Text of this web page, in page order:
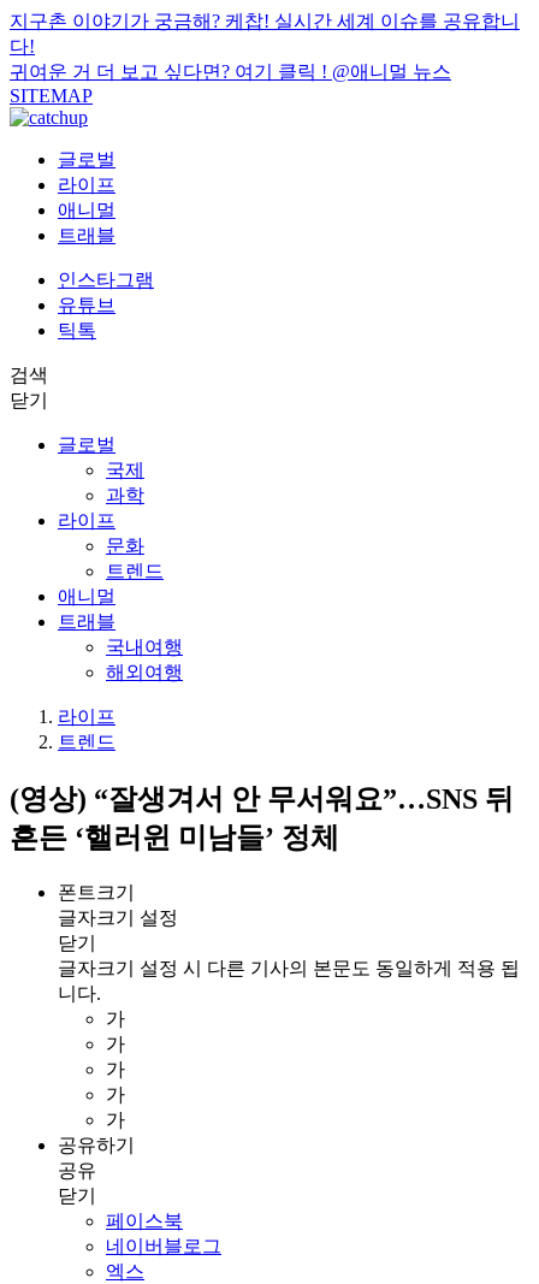
지구촌 이야기가 궁금해? 케찹! 실시간 세계 이슈를 공유합니
다!
귀여운 거 더 보고 싶다면? 여기 클릭 ! @애니멀 뉴스
SITEMAP
글로벌
라이프
애니멀
트래블
인스타그램
유튜브
틱톡
검색
닫기
글로벌
국제
과학
라이프
문화
트렌드
애니멀
트래블
국내여행
해외여행
라이프
트렌드
(영상) “잘생겨서 안 무서워요”…SNS 뒤
흔든 ‘핼러윈 미남들’ 정체
폰트크기
글자크기 설정
닫기
글자크기 설정 시 다른 기사의 본문도 동일하게 적용 됩
니다.
가
가
가
가
가
공유하기
공유
닫기
페이스북
네이버블로그
엑스